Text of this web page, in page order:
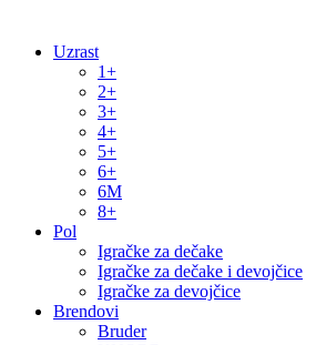
Uzrast
1+
2+
3+
4+
5+
6+
6M
8+
Pol
Igračke za dečake
Igračke za dečake i devojčice
Igračke za devojčice
Brendovi
Bruder